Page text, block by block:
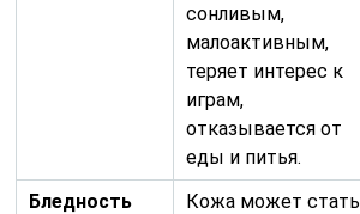
сонливым,
малоактивным,
теряет интерес к
играм,
отказывается от
еды и питья.
Бледность
Кожа может стать